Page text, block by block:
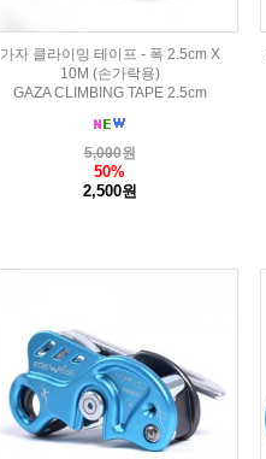
가자 클라이밍 테이프 - 폭 2.5cm X
10M (손가락용)
GAZA CLIMBING TAPE 2.5cm
5,000원
50%
2,500원